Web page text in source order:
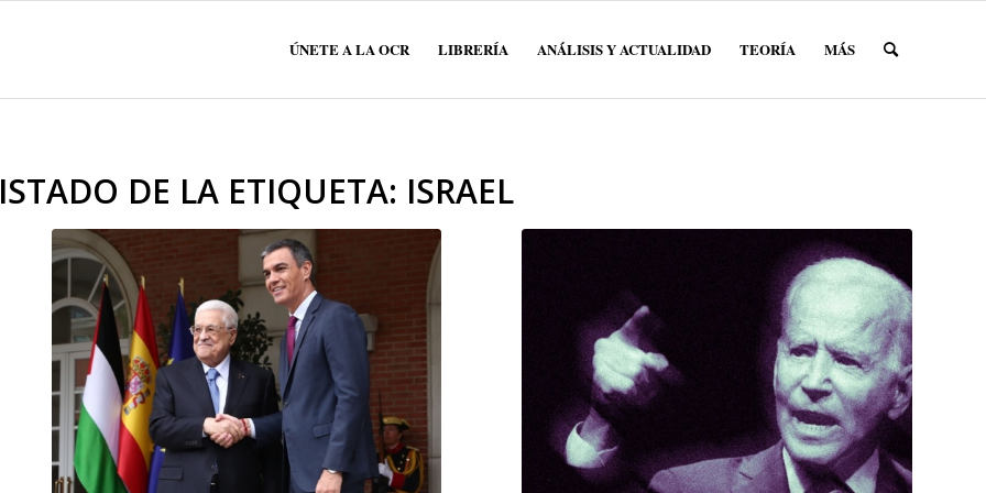
ÚNETE A LA OCR LIBRERÍA ANÁLISIS Y ACTUALIDAD TEORÍA MÁS
DE LA ETIQUETA: ISRAEL